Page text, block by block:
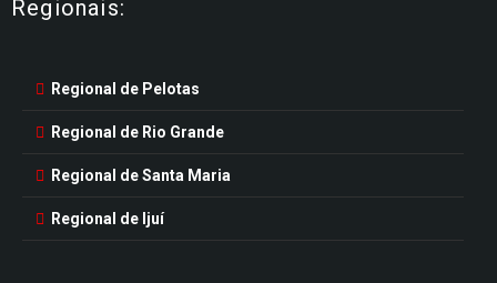
Regionais:
Regional de Pelotas
Regional de Rio Grande
Regional de Santa Maria
Regional de Ijuí